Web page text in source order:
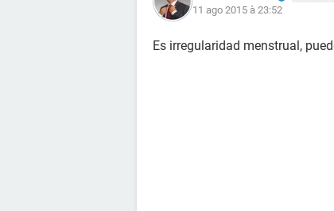
11 ago 2015 à 23:52
Es irregularidad menstrual,